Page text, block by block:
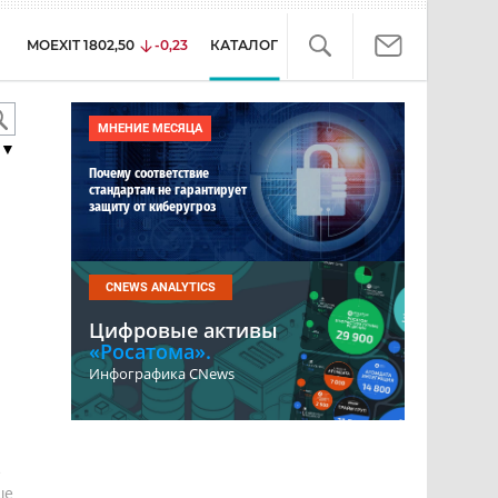
MOEXIT 1802,50 -0,23 КАТАЛОГ
МНЕНИЕ МЕСЯЦА
Почему соответствие
стандартам не гарантирует
защиту от киберугроз
CNEWS ANALYTICS
Цифровые активы
«Росатома».
Инфографика CNews